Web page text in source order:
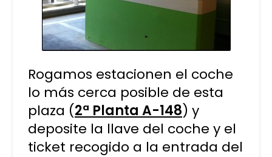
Rogamos estacionen el coche
lo más cerca posible de esta
plaza (2ª Planta A-148) y
deposite la llave del coche y el
ticket recogido a la entrada del